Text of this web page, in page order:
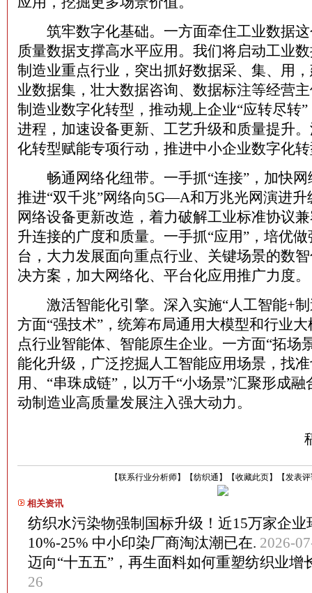
筑牢数字化基础。一方面牵住工业数据这
质量数据支撑高水平应用。我们将启动工业
制造业重点行业，突出抓好数据采、集、用
业数据集，壮大数据咨询、数据标注等经营
制造业数字化转型，推动规上企业“应转尽转
进程，加速设备更新、工艺升级和质量提升
化转型赋能专项行动，推进中小企业数字化
畅通网络化纽带。一手抓“连接”，加快网
推进“双千兆”网络向5G—A和万兆光网演进升
网络设备更新改造，着力破解工业标准协议
升连接的广度和质量。一手抓“应用”，培优
台，大力发展面向重点行业、关键场景的数
决方案，加大网络化、平台化应用推广力度。
激活智能化引擎。深入实施“人工智能+制
方面“强技术”，统筹布局通用大模型和行业
点行业智能体、智能原生企业。一方面“拓场
能化升级，广泛挖掘人工智能应用场景，找
用、“串珠成链”，以万千“小场景”汇聚形成融
动制造业高质量发展注入强大动力。
【发表
【收藏此页】
【纺织通 】
【联系行业分析师】
相关资讯
纺织水污染物强制国标升级！近15万家企业
10%-25% 中小印染厂商淘汰潮已在. 2026-
迈向“十五五”，再生面料如何重塑纺织业增
26